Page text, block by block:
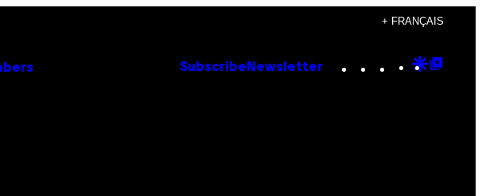
+ FRANÇAIS
Subscribe Newsletter Instagram
TikTok
YouTube
Google